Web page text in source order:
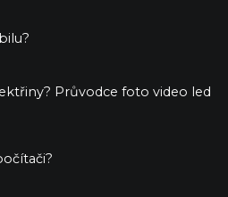
Průvodce foto video led